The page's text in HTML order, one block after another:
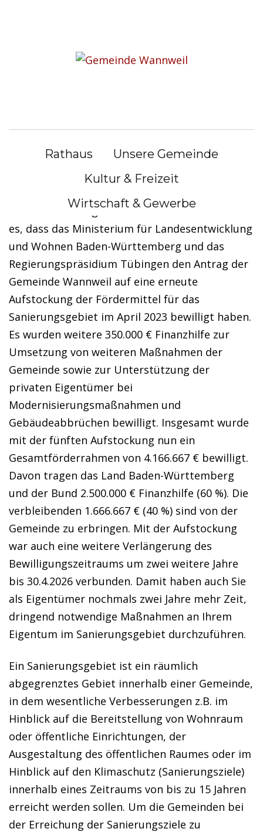
Rathaus
Unsere Gemeinde
Kultur & Freizeit
Wirtschaft & Gewerbe
Fünfte Aufstockung für das
Bereits seit 2013 werden im Sanierungsgebiet
„Ortskern 2“ in Wannweil von der Gemeinde und
Maßnahmen umgesetzt. Umso erfreulicher ist
es, dass das Ministerium für Landesentwicklung
und Wohnen Baden-Württemberg und das
Regierungspräsidium Tübingen den Antrag der
Gemeinde Wannweil auf eine erneute
Aufstockung der Fördermittel für das
Sanierungsgebiet im April 2023 bewilligt haben.
Es wurden weitere 350.000 € Finanzhilfe zur
Umsetzung von weiteren Maßnahmen der
Gemeinde sowie zur Unterstützung der
privaten Eigentümer bei
Modernisierungsmaßnahmen und
Gebäudeabbrüchen bewilligt. Insgesamt wurde
mit der fünften Aufstockung nun ein
Gesamtförderrahmen von 4.166.667 € bewilligt.
Davon tragen das Land Baden-Württemberg
und der Bund 2.500.000 € Finanzhilfe (60 %). Die
verbleibenden 1.666.667 € (40 %) sind von der
Gemeinde zu erbringen. Mit der Aufstockung
war auch eine weitere Verlängerung des
Bewilligungszeitraums um zwei weitere Jahre
bis 30.4.2026 verbunden. Damit haben auch Sie
als Eigentümer nochmals zwei Jahre mehr Zeit,
dringend notwendige Maßnahmen an Ihrem
Eigentum im Sanierungsgebiet durchzuführen.
Ein Sanierungsgebiet ist ein räumlich
abgegrenztes Gebiet innerhalb einer Gemeinde,
in dem wesentliche Verbesserungen z.B. im
Hinblick auf die Bereitstellung von Wohnraum
oder öffentliche Einrichtungen, der
Ausgestaltung des öffentlichen Raumes oder im
Hinblick auf den Klimaschutz (Sanierungsziele)
innerhalb eines Zeitraums von bis zu 15 Jahren
erreicht werden sollen. Um die Gemeinden bei
der Erreichung der Sanierungsziele zu